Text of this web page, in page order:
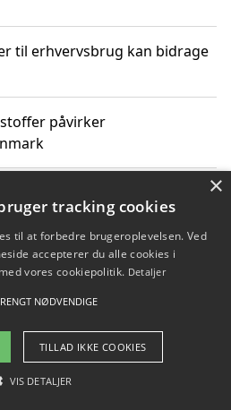
til erhvervsbrug kan bidrage
påvirker
brændstoffer kan ændre
2026 - Pilanto Aps
×
tracking cookies
til at forbedre brugeroplevelsen. Ved
accepterer du alle cookies i
vores cookiepolitik. Detaljer
NØDVENDIGE
TILLAD IKKE COOKIES
VIS DETALJER